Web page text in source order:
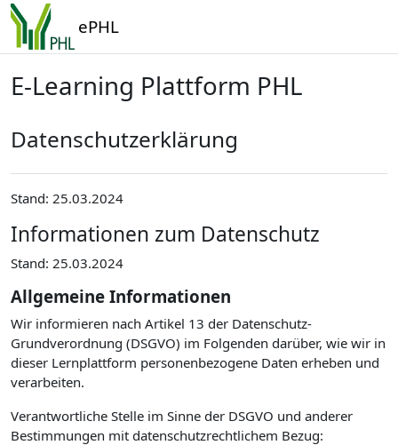
Zum Hauptinhalt
ePHL
E-Learning Plattform PHL
Datenschutzerklärung
Stand: 25.03.2024
Informationen zum Datenschutz
Stand: 25.03.2024
Allgemeine Informationen
Wir informieren nach Artikel 13 der Datenschutz-
Grundverordnung (DSGVO) im Folgenden darüber, wie wir in
dieser Lernplattform personenbezogene Daten erheben und
verarbeiten.
Verantwortliche Stelle im Sinne der DSGVO und anderer
Bestimmungen mit datenschutzrechtlichem Bezug: